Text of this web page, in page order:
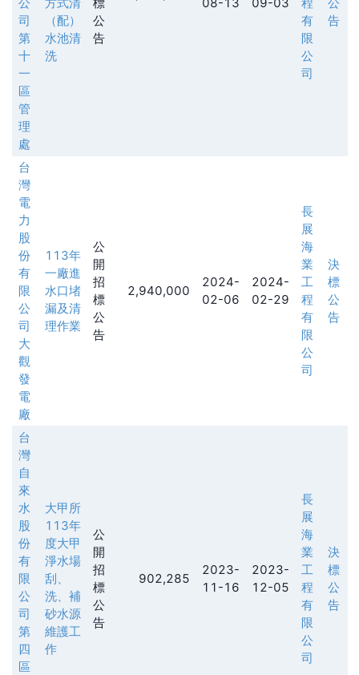
司
第
十
一
區
管
理
處
（配）
水池清
洗
公
告
有
限
公
司
告
台
灣
電
力
股
份
有
限
公
司
大
觀
發
電
廠
113年
一廠進
水口堵
漏及清
理作業
公
開
招
標
公
告
2,940,000
2024-
02-06
2024-
02-29
長
展
海
業
工
程
有
限
公
司
決
標
公
告
台
灣
自
來
水
股
份
有
限
公
司
第
四
區
大甲所
113年
度大甲
淨水場
刮、
洗、補
砂水源
維護工
作
公
開
招
標
公
告
902,285
2023-
11-16
2023-
12-05
長
展
海
業
工
程
有
限
公
司
決
標
公
告